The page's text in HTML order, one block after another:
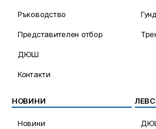
Ръководство
Представителен отбор
ДЮШ
Контакти
НОВИНИ
Новини